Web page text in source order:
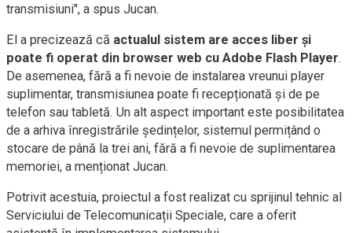
transmisiuni", a spus Jucan.
El a precizează că actualul sistem are acces liber și
poate fi operat din browser web cu Adobe Flash Player.
De asemenea, fără a fi nevoie de instalarea vreunui player
suplimentar, transmisiunea poate fi recepționată și de pe
telefon sau tabletă. Un alt aspect important este posibilitatea
de a arhiva înregistrările ședințelor, sistemul permițând o
stocare de până la trei ani, fără a fi nevoie de suplimentarea
memoriei, a menționat Jucan.
Potrivit acestuia, proiectul a fost realizat cu sprijinul tehnic al
Serviciului de Telecomunicații Speciale, care a oferit